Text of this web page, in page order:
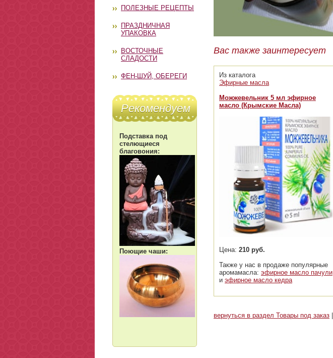
ПОЛЕЗНЫЕ РЕЦЕПТЫ
ПРАЗДНИЧНАЯ
УПАКОВКА
ВОСТОЧНЫЕ
СЛАДОСТИ
ФЕН-ШУЙ, ОБЕРЕГИ
Рекомендуем
Подставка под
стелющиеся
благовония:
Поющие чаши:
Вас также заинтересует
Из каталога
Эфирные масла
Можжевельник 5 мл эфирное
масло (Крымские Масла)
Цена: 210 руб.
Также у нас в продаже популярные
аромамасла: эфирное масло пачули
и эфирное масло кедра
вернуться в раздел Товары под заказ